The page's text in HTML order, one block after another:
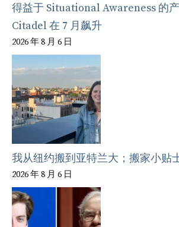
得益于 Situational Awareness 的产
Citadel 在 7 月飙升
2026 年 8 月 6 日
我从纽约搬到亚特兰大；搬家小贴
2026 年 8 月 6 日